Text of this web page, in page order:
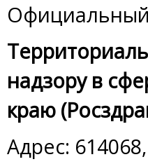
Официальный
надзору в
краю
Адрес: